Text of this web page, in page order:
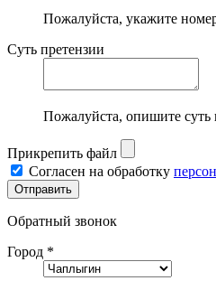
Пожалуйста, укажите
Суть претензии
Пожалуйста, опишите суть
Прикрепить файл
Согласен на обработку
Обратный звонок
Город *